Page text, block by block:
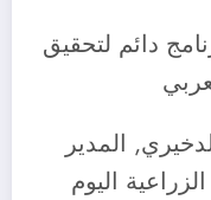
دائم لتحقيق
المدير
اليوم